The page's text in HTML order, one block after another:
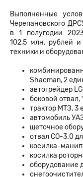
Выполненные
Черепановского
в 1 полугодии
102,5 млн. рублей
техники и
Shacman, 2
автогрейдер
боковой отвал,
трактор МТЗ, 3
автомобиль
щеточное
отвал СО-3.0
косилка-
косилка
оборудование